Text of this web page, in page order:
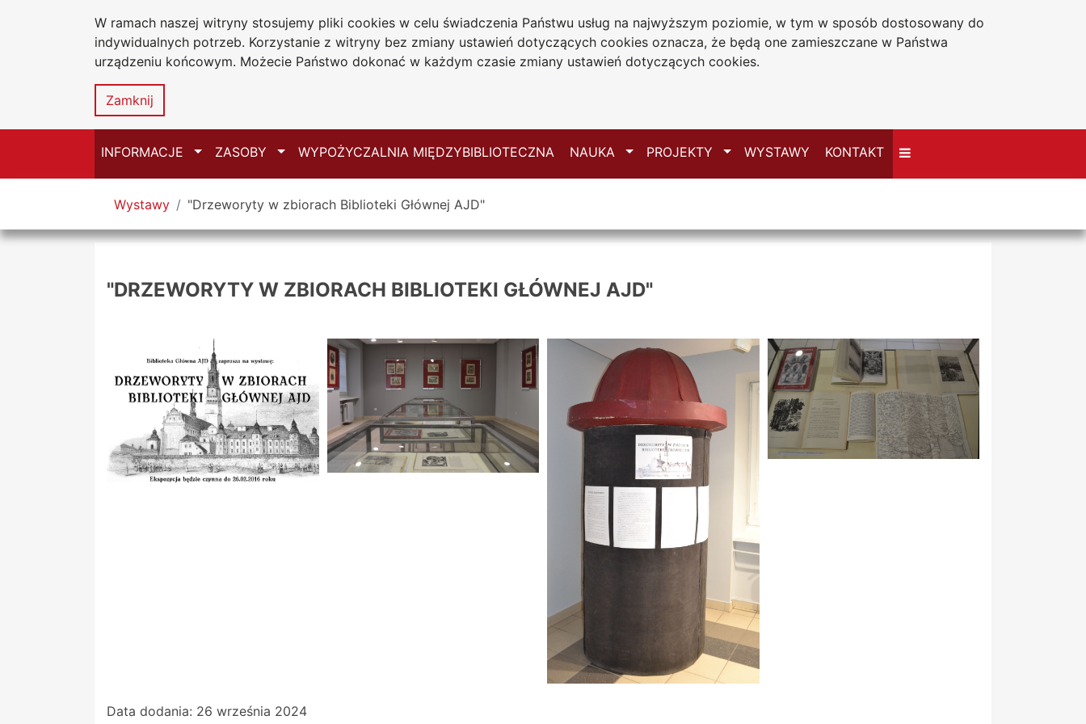
W ramach naszej witryny stosujemy pliki cookies w celu świadczenia Państwu usług na najwyższym poziomie, w tym w sposób dostosowany do
indywidualnych potrzeb. Korzystanie z witryny bez zmiany ustawień dotyczących cookies oznacza, że będą one zamieszczane w Państwa
urządzeniu końcowym. Możecie Państwo dokonać w każdym czasie zmiany ustawień dotyczących cookies.
Zamknij
Przejdź do głównego menu
Przejdź do treści
Przejdź do wyszukiwarki
Przejdź do mapy serwisuBiblioteka Uniwersytecka
Uniwersytetu Jana Długosza
w Częstochowie
Deklaracja dostępności
Mapa serwisu
INFORMACJE Przełącz
ZASOBY Przełącz
WYPOŻYCZALNIA MIĘDZYBIBLIOTECZNA NAUKA Przełącz
PROJEKTY Przełącz
WYSTAWY KONTAKT
Tutaj jesteś
Wystawy "Drzeworyty w zbiorach Biblioteki Głównej AJD"
"DRZEWORYTY W ZBIORACH BIBLIOTEKI GŁÓWNEJ AJD"
Data dodania: 26 września 2024